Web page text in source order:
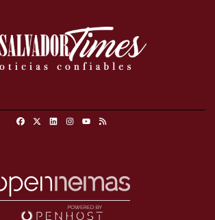
FacebookLinkedinInstagram